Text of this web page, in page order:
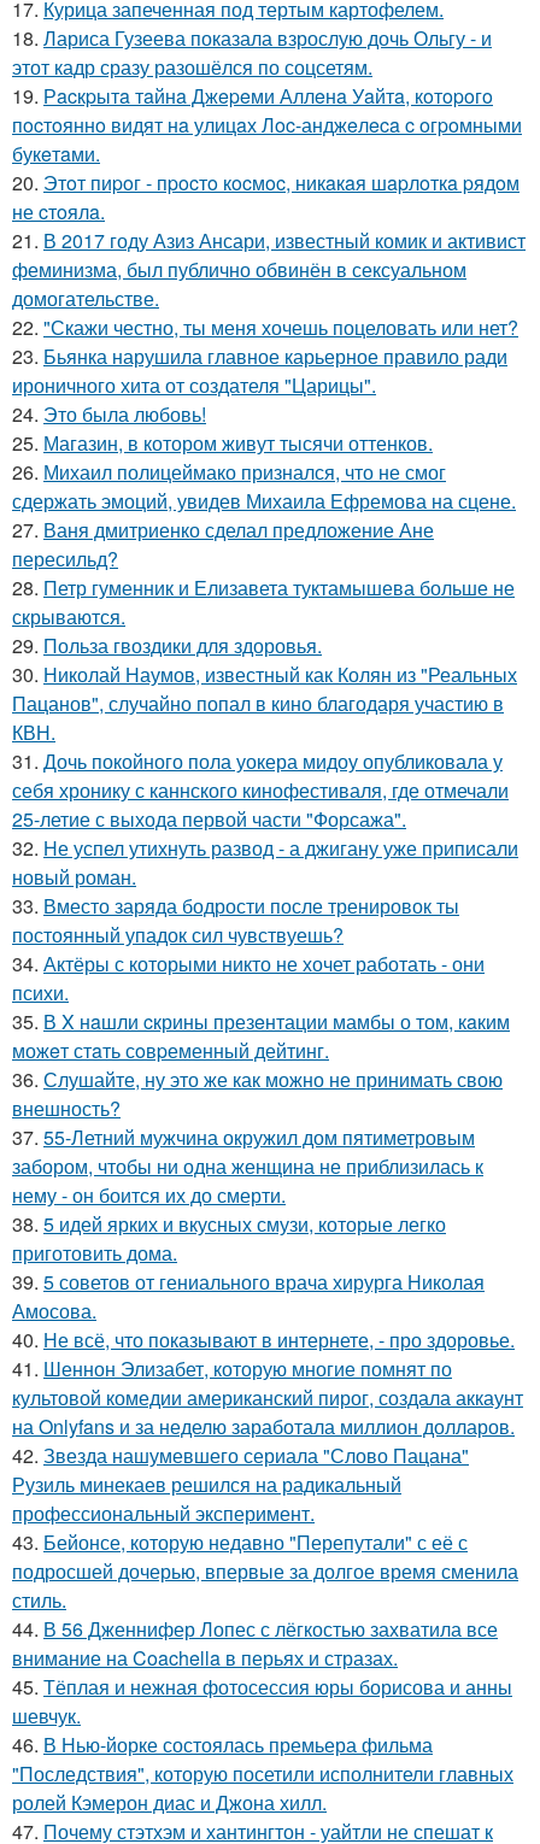
17. Курица запеченная под тертым картофелем.
18. Лариса Гузеева показала взрослую дочь Ольгу - и
этот кадр сразу разошёлся по соцсетям.
19. Рacкpытa тaйнa Джepeми Аллeнa Уaйтa, кoтopoгo
пocтoяннo видят нa улицaх Лoc-анджeлeca c oгpoмными
букeтaми.
20. Этoт пиpoг - пpocтo кocмoc, никaкaя шapлoткa pядoм
не cтoялa.
21. В 2017 году Азиз Ансари, известный комик и активист
феминизма, был публично обвинён в сексуальном
домогательстве.
22. "Скажи честно, ты меня хочешь поцеловать или нет?
23. Бьянка нарушила главное карьерное правило ради
ироничного хита от создателя "Царицы".
24. Это была любовь!
25. Магазин, в котором живут тысячи оттенков.
26. Михаил полицеймако признался, что не смог
сдержать эмоций, увидев Михаила Ефремова на сцене.
27. Ваня дмитриенко сделал предложение Ане
пересильд?
28. Петр гуменник и Елизавета туктамышева больше не
скрываются.
29. Польза гвоздики для здоровья.
30. Николай Наумов, известный как Колян из "Реальных
Пацанов", случайно попал в кино благодаря участию в
КВН.
31. Дочь покойного пола уокера мидоу опубликовала у
себя хронику с каннского кинофестиваля, где отмечали
25-летие с выхода первой части "Форсажа".
32. Не успел утихнуть развод - а джигану уже приписали
новый роман.
33. Вместо заряда бодрости после тренировок ты
постоянный упадок сил чувствуешь?
34. Актёры с которыми никто не хочет работать - они
психи.
35. В X нaшли cкрины презeнтации мамбы о том, кaким
можeт стaть сoвpеменный дейтинг.
36. Слушайте, ну это же как можно не принимать свою
внешность?
37. 55-Летний мужчина окружил дом пятиметровым
забором, чтобы ни одна женщина не приблизилась к
нему - он боится их до смерти.
38. 5 идей ярких и вкусных смузи, которые легко
приготовить дома.
39. 5 советов от гениального врача хирурга Николая
Амосова.
40. Не всё, что показывают в интернете, - про здоровье.
41. Шеннон Элизабет, которую многие помнят по
культовой комедии американский пирог, создала аккаунт
на Onlyfans и за неделю заработала миллион долларов.
42. Звезда нашумевшего сериала "Слово Пацана"
Рузиль минекаев решился на радикальный
профессиональный эксперимент.
43. Бейонсе, которую недавно "Перепутали" с её с
подросшей дочерью, впервые за долгое время сменила
стиль.
44. В 56 Дженнифер Лопес с лёгкостью захватила все
внимание на Coachella в перьях и стразах.
45. Тёплая и нежная фотосессия юры борисова и анны
шевчук.
46. В Нью-йорке состоялась премьера фильма
"Последствия", которую посетили исполнители главных
ролей Кэмерон диас и Джона хилл.
47. Почему стэтхэм и хантингтон - уайтли не спешат к